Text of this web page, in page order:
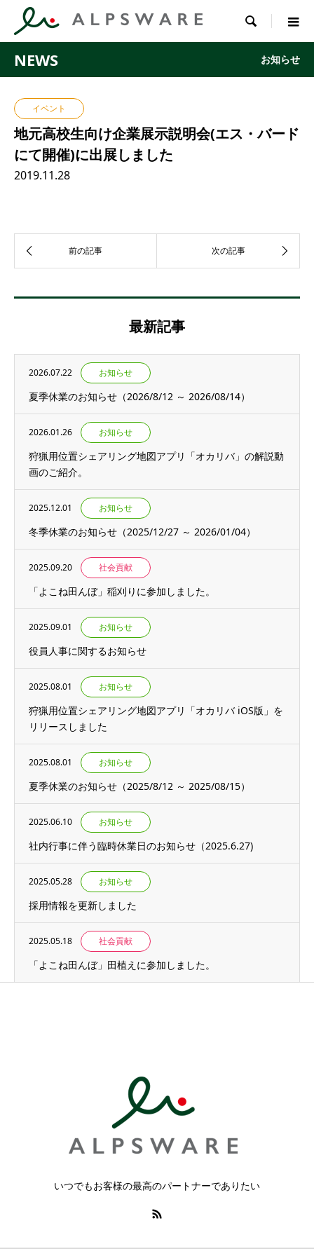

NEWS お知らせ
イベント
地元高校生向け企業展示説明会(エス・バード
にて開催)に出展しました
2019.11.28
最新記事
2026.07.22 お知らせ
夏季休業のお知らせ（2026/8/12 ～ 2026/08/14）
2026.01.26 お知らせ
狩猟用位置シェアリング地図アプリ「オカリバ」の解説動
画のご紹介。
2025.12.01 お知らせ
冬季休業のお知らせ（2025/12/27 ～ 2026/01/04）
2025.09.20 社会貢献
「よこね田んぼ」稲刈りに参加しました。
2025.09.01 お知らせ
役員人事に関するお知らせ
2025.08.01 お知らせ
狩猟用位置シェアリング地図アプリ「オカリバ iOS版」を
リリースしました
2025.08.01 お知らせ
夏季休業のお知らせ（2025/8/12 ～ 2025/08/15）
2025.06.10 お知らせ
社内行事に伴う臨時休業日のお知らせ（2025.6.27)
2025.05.28 お知らせ
採用情報を更新しました
2025.05.18 社会貢献
「よこね田んぼ」田植えに参加しました。
いつでもお客様の最高のパートナーでありたい